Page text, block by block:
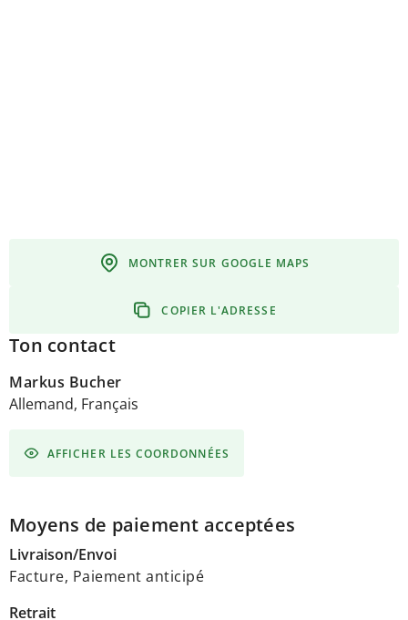
MONTRER SUR GOOGLE MAPS
COPIER L'ADRESSE
Ton contact
Markus Bucher
Allemand, Français
AFFICHER LES COORDONNÉES
Moyens de paiement acceptées
Livraison/Envoi
Facture, Paiement anticipé
Retrait